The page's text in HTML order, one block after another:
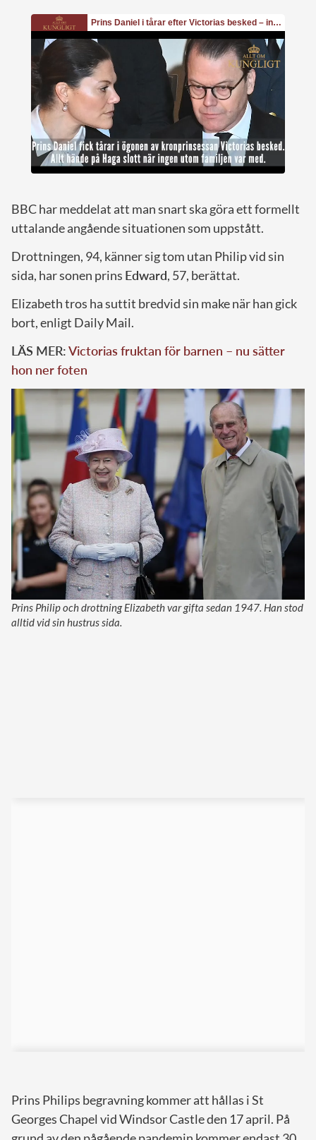
BBC har meddelat att man snart ska göra ett formellt
uttalande angående situationen som uppstått.
Drottningen, 94, känner sig tom utan Philip vid sin
sida, har sonen prins Edward, 57, berättat.
Elizabeth tros ha suttit bredvid sin make när han gick
bort, enligt Daily Mail.
LÄS MER:Victorias fruktan för barnen – nu sätter
hon ner foten
Prins Philip och drottning Elizabeth var gifta sedan 1947. Han stod
alltid vid sin hustrus sida.
Prins Philips begravning kommer att hållas i St
Georges Chapel vid Windsor Castle den 17 april. På